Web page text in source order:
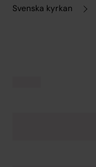
Svenska kyrkan